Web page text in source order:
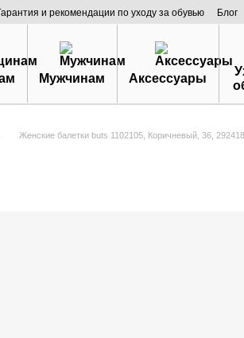
и рекомендации по уходу за обувью Блог
Мужчинам Аксессуары
Женские балетки buts 1102105, Коричневый, 36,